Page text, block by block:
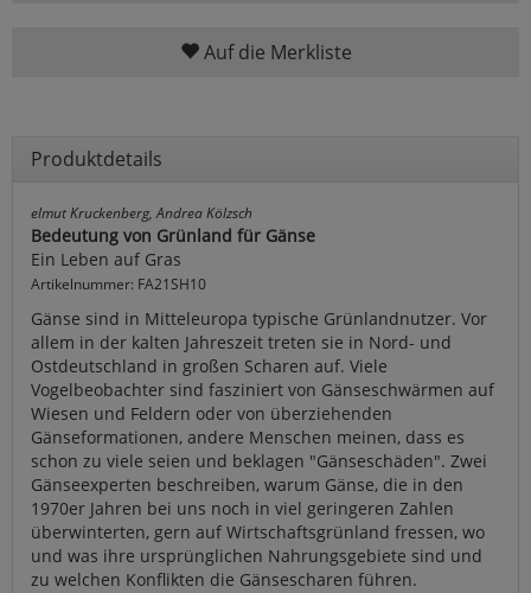
Auf die Merkliste
Produktdetails
elmut Kruckenberg, Andrea Kölzsch
Bedeutung von Grünland für Gänse
Ein Leben auf Gras
Artikelnummer: FA21SH10
Gänse sind in Mitteleuropa typische Grünlandnutzer. Vor
allem in der kalten Jahreszeit treten sie in Nord- und
Ostdeutschland in großen Scharen auf. Viele
Vogelbeobachter sind fasziniert von Gänseschwärmen auf
Wiesen und Feldern oder von überziehenden
Gänseformationen, andere Menschen meinen, dass es
schon zu viele seien und beklagen "Gänseschäden". Zwei
Gänseexperten beschreiben, warum Gänse, die in den
1970er Jahren bei uns noch in viel geringeren Zahlen
überwinterten, gern auf Wirtschaftsgrünland fressen, wo
und was ihre ursprünglichen Nahrungsgebiete sind und
zu welchen Konflikten die Gänsescharen führen.